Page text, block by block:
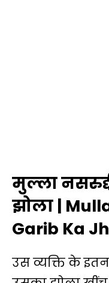
मुल्ला
झोला |
Garib Ka
उस व्यक्ति के